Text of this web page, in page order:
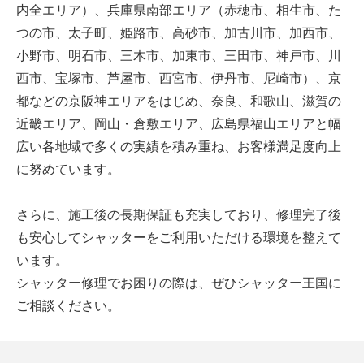
内全エリア）、兵庫県南部エリア（赤穂市、相生市、た
つの市、太子町、姫路市、高砂市、加古川市、加西市、
小野市、明石市、三木市、加東市、三田市、神戸市、川
西市、宝塚市、芦屋市、西宮市、伊丹市、尼崎市）、京
都などの京阪神エリアをはじめ、奈良、和歌山、滋賀の
近畿エリア、岡山・倉敷エリア、広島県福山エリアと幅
広い各地域で多くの実績を積み重ね、お客様満足度向上
に努めています。
さらに、施工後の長期保証も充実しており、修理完了後
も安心してシャッターをご利用いただける環境を整えて
います。
シャッター修理でお困りの際は、ぜひシャッター王国に
ご相談ください。